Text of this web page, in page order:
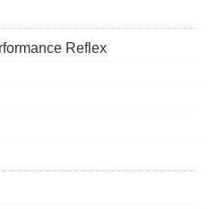
Reflex